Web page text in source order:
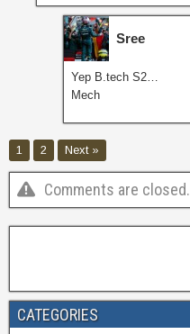
Sree
Yep B.tech S2…
Mech
1 2 Next »
Comments are closed.
CATEGORIES